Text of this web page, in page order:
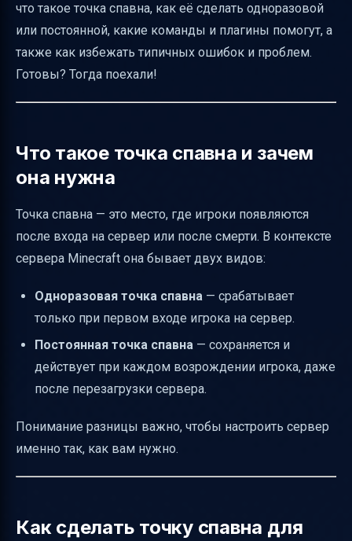
Распространённые ошибки и как их
избежать
Практические шаги для установки точки
FAQ
что такое точка спавна, как её сделать одноразовой
или постоянной, какие команды и плагины помогут, а
также как избежать типичных ошибок и проблем.
Готовы? Тогда поехали!
Что такое точка спавна и зачем
она нужна
Точка спавна — это место, где игроки появляются
после входа на сервер или после смерти. В контексте
сервера Minecraft она бывает двух видов:
Одноразовая точка спавна — срабатывает
только при первом входе игрока на сервер.
Постоянная точка спавна — сохраняется и
действует при каждом возрождении игрока, даже
после перезагрузки сервера.
Понимание разницы важно, чтобы настроить сервер
именно так, как вам нужно.
Как сделать точку спавна для